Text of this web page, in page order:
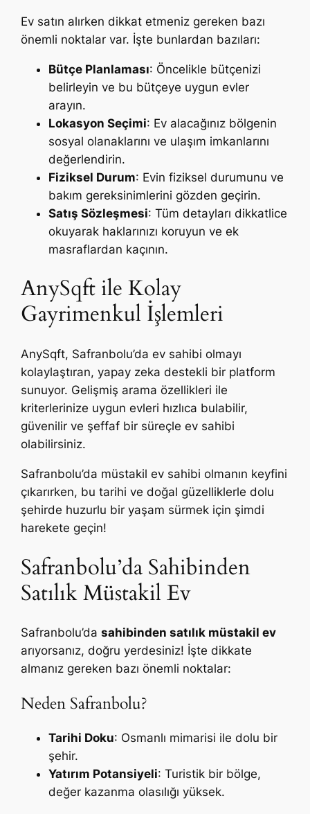
Ev satın alırken dikkat etmeniz gereken bazı
önemli noktalar var. İşte bunlardan bazıları:
Bütçe Planlaması: Öncelikle bütçenizi
belirleyin ve bu bütçeye uygun evler
arayın.
Lokasyon Seçimi: Ev alacağınız bölgenin
sosyal olanaklarını ve ulaşım imkanlarını
değerlendirin.
Fiziksel Durum: Evin fiziksel durumunu ve
bakım gereksinimlerini gözden geçirin.
Satış Sözleşmesi: Tüm detayları dikkatlice
okuyarak haklarınızı koruyun ve ek
masraflardan kaçının.
AnySqft ile Kolay
Gayrimenkul İşlemleri
AnySqft, Safranbolu’da ev sahibi olmayı
kolaylaştıran, yapay zeka destekli bir platform
sunuyor. Gelişmiş arama özellikleri ile
kriterlerinize uygun evleri hızlıca bulabilir,
güvenilir ve şeffaf bir süreçle ev sahibi
olabilirsiniz.
Safranbolu’da müstakil ev sahibi olmanın keyfini
çıkarırken, bu tarihi ve doğal güzelliklerle dolu
şehirde huzurlu bir yaşam sürmek için şimdi
harekete geçin!
Safranbolu’da Sahibinden
Satılık Müstakil Ev
Safranbolu’dasahibinden satılık müstakil ev
arıyorsanız, doğru yerdesiniz! İşte dikkate
almanız gereken bazı önemli noktalar:
Neden Safranbolu?
Tarihi Doku: Osmanlı mimarisi ile dolu bir
şehir.
Yatırım Potansiyeli: Turistik bir bölge,
değer kazanma olasılığı yüksek.